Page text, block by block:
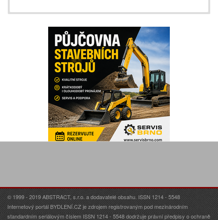
© 1999 - 2019 ABSTRACT, s.r.o. a dodavatelé obsahu. ISSN 1214 - 5548
Internetový portál BYDLENÍ.CZ je zdrojem registrovaným pod mezinárodním
standardním seriálovým číslem ISSN 1214 - 5548 dodržuje právní předpisy o ochraně